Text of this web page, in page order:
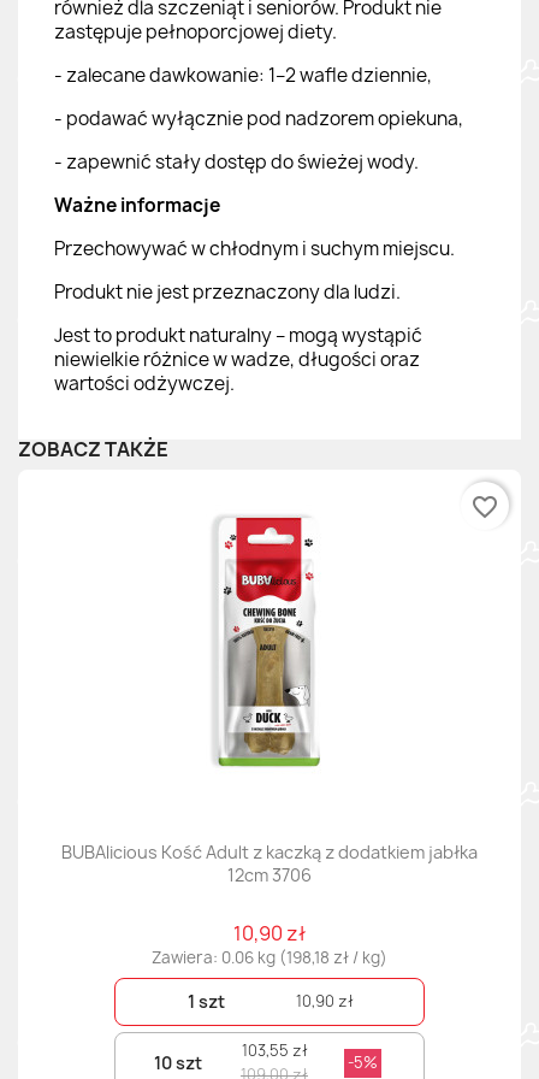
również dla szczeniąt i seniorów. Produkt nie
zastępuje pełnoporcjowej diety.
- zalecane dawkowanie: 1–2 wafle dziennie,
- podawać wyłącznie pod nadzorem opiekuna,
- zapewnić stały dostęp do świeżej wody.
Ważne informacje
Przechowywać w chłodnym i suchym miejscu.
Produkt nie jest przeznaczony dla ludzi.
Jest to produkt naturalny – mogą wystąpić
niewielkie różnice w wadze, długości oraz
wartości odżywczej.
ZOBACZ TAKŻE
BUBAlicious Kość Adult z kaczką z dodatkiem jabłka
12cm 3706
10,90 zł
Zawiera: 0.06 kg (198,18 zł / kg)
1 szt 10,90 zł
10 szt
103,55 zł
109,00 zł
-5%
favorite_border